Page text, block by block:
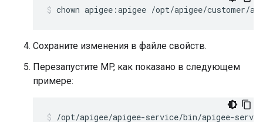
chown apigee:apigee /opt/apigee/customer/
Сохраните изменения в файле свойств.
Перезапустите MP, как показано в следующем
примере:
/opt/apigee/apigee-service/bin/apigee-